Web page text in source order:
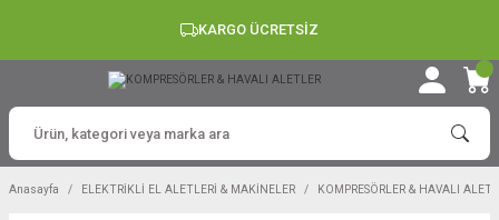
KARGO ÜCRETSİZ
Anasayfa ELEKTRİKLİ EL ALETLERİ & MAKİNELER KOMPRESÖRLER & HAVALI